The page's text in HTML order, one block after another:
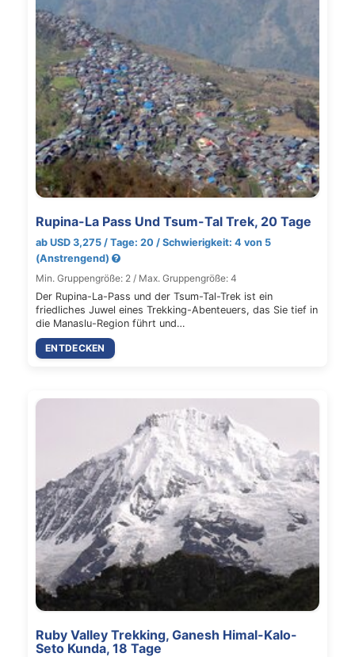
Rupina-La Pass Und Tsum-Tal Trek, 20 Tage
ab USD 3,275 / Tage: 20 / Schwierigkeit: 4 von 5
(Anstrengend)
Min. Gruppengröße: 2 / Max. Gruppengröße: 4
Der Rupina-La-Pass und der Tsum-Tal-Trek ist ein
friedliches Juwel eines Trekking-Abenteuers, das Sie tief in
die Manaslu-Region führt und…
ENTDECKEN
Ruby Valley Trekking, Ganesh Himal-Kalo-
Seto Kunda, 18 Tage